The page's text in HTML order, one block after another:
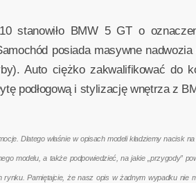
stanowiło BMW 5 GT o
posiada masywne
Auto ciężko zakwalifikować do
podłogową i stylizację wnętrza z
Dlatego właśnie w opisach modeli kładziemy nacisk
modelu, a także podpowiedzieć, na jakie „przygody”
Pamiętajcie, że nasz opis w żadnym wypadku